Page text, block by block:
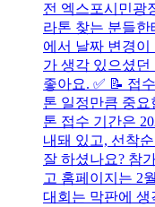
전 엑스포시민광
라톤 찾는 분들한
에서 날짜 변경이
가 생각 있으셨던
좋아요. ✅ 📝 접
톤 일정만큼 중요
톤 접수 기간은
내돼 있고, 선착
잘 하셨나요? 참
고 홈페이지는 2
대회는 막판에 생